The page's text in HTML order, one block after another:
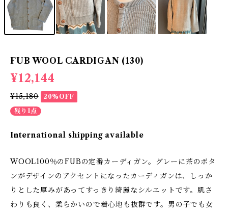
FUB WOOL CARDIGAN (130)
¥12,144
¥15,180
20%OFF
残り1点
International shipping available
WOOL100％のFUBの定番カーディガン。グレーに茶のボタ
ンがデザインのアクセントになったカーディガンは、しっか
りとした厚みがあってすっきり綺麗なシルエットです。肌さ
わりも良く、柔らかいので着心地も抜群です。男の子でも女